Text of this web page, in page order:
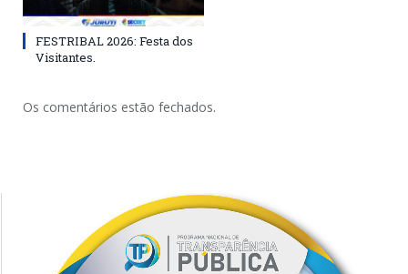
FESTRIBAL 2026: Festa dos
Visitantes.
Os comentários estão fechados.